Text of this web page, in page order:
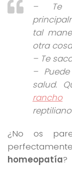
– Te
tal
otra
– Te
–
salud.
ranchoa
¿No os
homeopatía?